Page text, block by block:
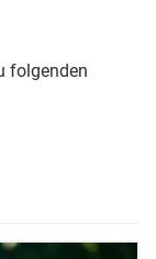
folgenden